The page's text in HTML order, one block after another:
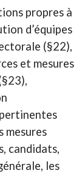
propres à
d’équipes
(§22),
et mesures
mesures
candidats,
les